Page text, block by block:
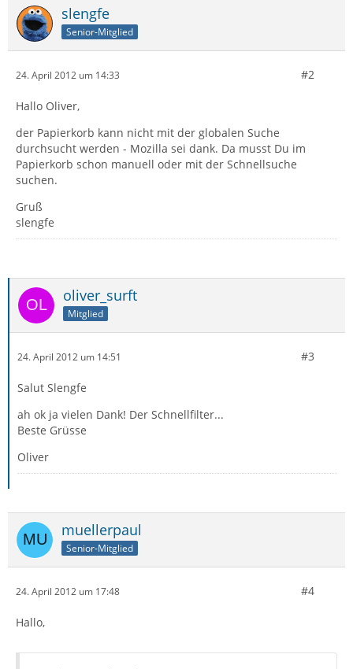
slengfe
Senior-Mitglied
24. April 2012 um 14:33 #2
Hallo Oliver,
der Papierkorb kann nicht mit der globalen Suche
durchsucht werden - Mozilla sei dank. Da musst Du im
Papierkorb schon manuell oder mit der Schnellsuche
suchen.
Gruß
slengfe
oliver_surft
Mitglied
24. April 2012 um 14:51 #3
Salut Slengfe
ah ok ja vielen Dank! Der Schnellfilter...
Beste Grüsse
Oliver
muellerpaul
Senior-Mitglied
24. April 2012 um 17:48 #4
Hallo,